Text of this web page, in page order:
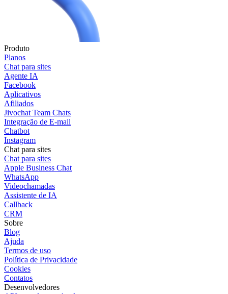
Produto
Planos
Chat para sites
Agente IA
Facebook
Aplicativos
Afiliados
Jivochat Team Chats
Integração de E-mail
Chatbot
Instagram
Chat para sites
Chat para sites
Apple Business Chat
WhatsApp
Videochamadas
Assistente de IA
Callback
CRM
Sobre
Blog
Ajuda
Termos de uso
Política de Privacidade
Cookies
Contatos
Desenvolvedores